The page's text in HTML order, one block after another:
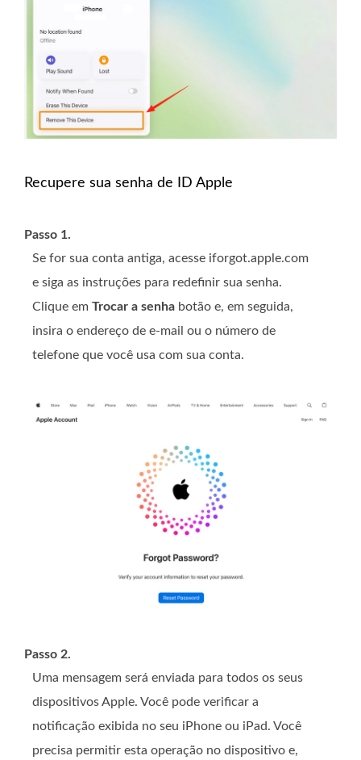
Recupere sua senha de ID Apple
Passo 1.
Se for sua conta antiga, acesse iforgot.apple.com
e siga as instruções para redefinir sua senha.
Clique em Trocar a senha botão e, em seguida,
insira o endereço de e-mail ou o número de
telefone que você usa com sua conta.
Passo 2.
Uma mensagem será enviada para todos os seus
dispositivos Apple. Você pode verificar a
notificação exibida no seu iPhone ou iPad. Você
precisa permitir esta operação no dispositivo e,